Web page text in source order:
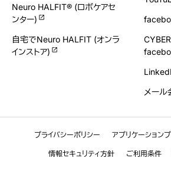
Neuro HALFIT® (ロボケアセ
ンター)
自宅でNeuro HALFIT (オンラ
インストア)
メール
プライバシーポリシー アプリケーション
情報セキュリティ方針 ご利用条件